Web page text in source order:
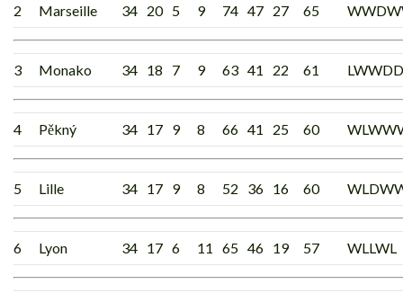
2 Marseille 34 20 5 9 74 47 27 65
3 Monako 34 18 7 9 63 41 22 61 LWWDD
4 Pěkný 34 17 9 8 66 41 25 60
5 Lille 34 17 9 8 52 36 16 60
6 Lyon 34 17 6 11 65 46 19 57 WLLWL